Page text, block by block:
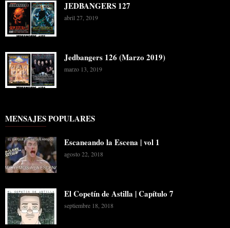
JEDBANGERS 127
abril 27, 2019
Jedbangers 126 (Marzo 2019)
marzo 13, 2019
MENSAJES POPULARES
Escaneando la Escena | vol 1
agosto 22, 2018
El Copetín de Astilla | Capítulo 7
septiembre 18, 2018